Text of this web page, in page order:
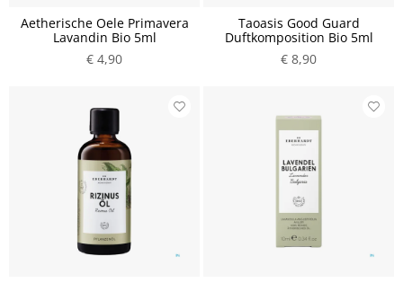
Aetherische Oele Primavera
Lavandin Bio 5ml
€ 4,90
Taoasis Good Guard
Duftkomposition Bio 5ml
€ 8,90